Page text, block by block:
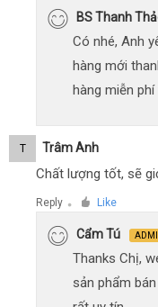
BS Thanh
Có nhé, Anh
hàng mới
hàng miễn
T Trâm Anh
Chất lượng tốt, sẽ
Reply ● Like
Cẩm Tú
Thanks Chị,
sản phẩm